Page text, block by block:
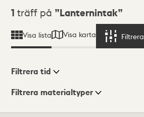
Sökresultat
1 träff på Lanternintak
Visa lista Visa karta Filtrera
Visningsläge
Filtrera tid
Filtrera materialtyper